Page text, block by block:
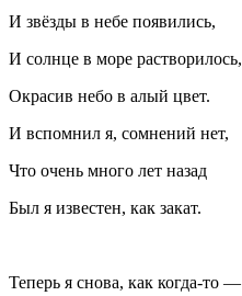
И звёзды в небе появились,
И солнце в море растворилось,
Окрасив небо в алый цвет.
И вспомнил я, сомнений нет,
Что очень много лет назад
Был я известен, как закат.
Теперь я снова, как когда-то —